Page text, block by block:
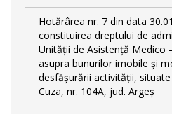
Hotărârea nr. 7 din data
constituirea dreptului de
Unității de Asistență Medico
asupra bunurilor imobile și
desfășurării activității,
Cuza, nr. 104A, jud. Argeș